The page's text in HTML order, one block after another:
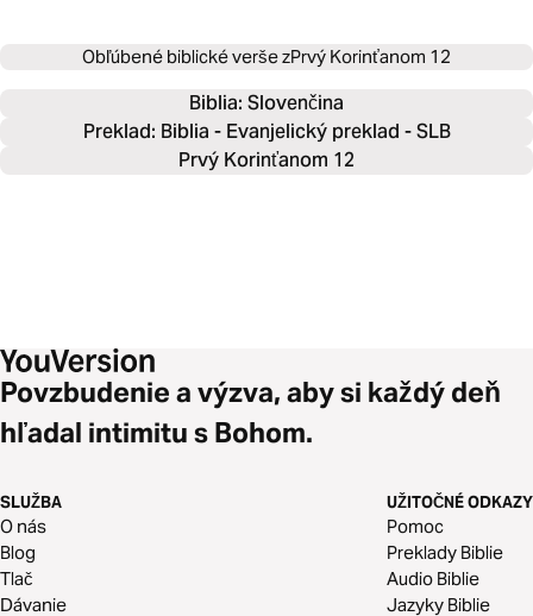
Obľúbené biblické verše zPrvý Korinťanom 12
Biblia: Slovenčina
Preklad: Biblia - Evanjelický preklad - SLB
Prvý Korinťanom 12
Povzbudenie a výzva, aby si každý deň
hľadal intimitu s Bohom.
SLUŽBA
O nás
Blog
Tlač
Dávanie
UŽITOČNÉ ODKAZY
Pomoc
Preklady Biblie
Audio Biblie
Jazyky Biblie